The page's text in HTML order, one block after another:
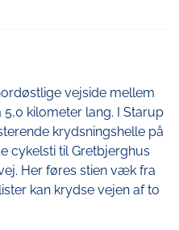
vejside mellem
kilometer lang. I Starup
krydsningshelle på
cykelsti til Gretbjerghus
Her føres stien væk fra
kan krydse vejen af to